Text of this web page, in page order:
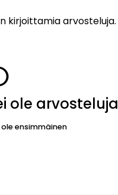
kirjoittamia arvosteluja.
ole arvosteluja
ensimmäinen